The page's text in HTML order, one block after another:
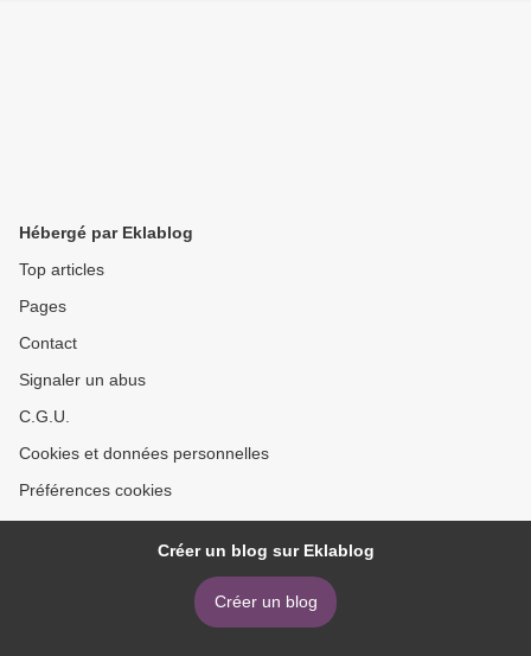
Hébergé par Eklablog
Top articles
Pages
Contact
Signaler un abus
C.G.U.
Cookies et données personnelles
Préférences cookies
Créer un blog sur Eklablog
Créer un blog